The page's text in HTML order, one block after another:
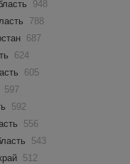
948
788
687
624
605
597
592
556
543
512